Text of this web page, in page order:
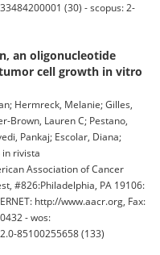
(30) - scopus: 2-
an oligonucleotide
cell growth in vitro
Hermreck, Melanie; Gilles,
Brown, Lauren C; Pestano,
Pankaj; Escolar, Diana;
in rivista
Association of Cancer
#826:Philadelphia, PA 19106:
http://www.aacr.org, Fax:
- wos:
85100255658 (133)